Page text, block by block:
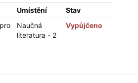
Umístění
Stav
Naučná
literatura - 2
Vypůjčeno